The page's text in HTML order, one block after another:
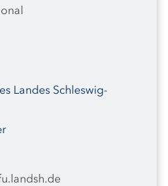
die maximal erreichte
holstein.de/starkregenhinw
Landes Schleswig-